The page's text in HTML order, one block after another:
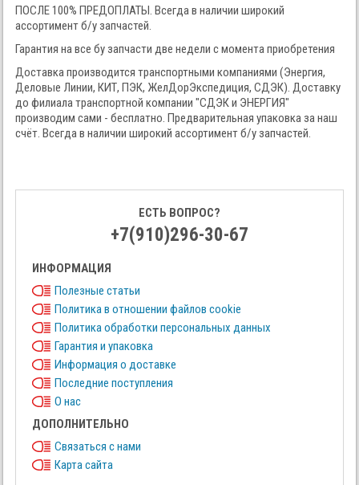
ПОСЛЕ 100% ПРЕДОПЛАТЫ. Всегда в наличии широкий
ассортимент б/у запчастей.
Гарантия на все бу запчасти две недели с момента приобретения
Доставка производится транспортными компаниями (Энергия,
Деловые Линии, КИТ, ПЭК, ЖелДорЭкспедиция, СДЭК). Доставку
до филиала транспортной компании "СДЭК и ЭНЕРГИЯ"
производим сами - бесплатно. Предварительная упаковка за наш
счёт. Всегда в наличии широкий ассортимент б/у запчастей.
ЕСТЬ ВОПРОС?
+7(910)296-30-67
ИНФОРМАЦИЯ
Полезные статьи
Политика в отношении файлов cookie
Политика обработки персональных данных
Гарантия и упаковка
Информация о доставке
Последние поступления
О нас
ДОПОЛНИТЕЛЬНО
Связаться с нами
Карта сайта